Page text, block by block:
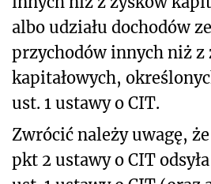
albo udziału dochodów
przychodów innych niż z
kapitałowych,
ust. 1 ustawy o CIT.
Zwrócić należy uwagę,
pkt 2 ustawy o CIT